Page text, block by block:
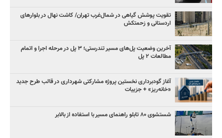
تقویت پوشش گیاهی در شمال‌غرب تهران/ کاشت نهال در بلوارهای
اردستانی و زحمتکش
آخرین وضعیت پل‌های مسیر تندرستی؛ ۳ پل در مرحله اجرا و اتمام
مطالعات ۲ پل
آغاز گودبرداری نخستین پروژه مشارکتی شهرداری در قالب طرح جدید
«خانه‌ریز» + جزییات
شستشوی ۸۰ تابلو راهنمای مسیر با استفاده از بالابر